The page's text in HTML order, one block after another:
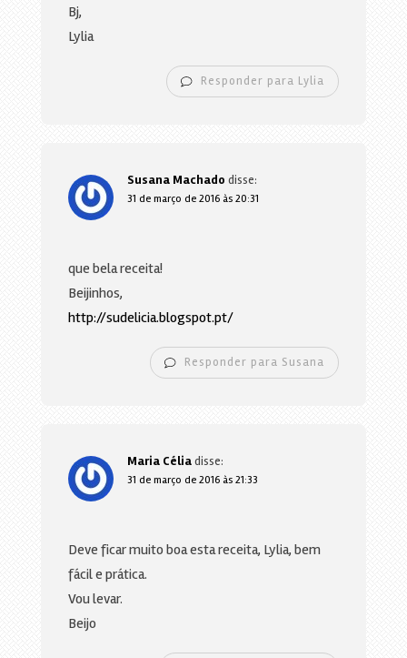
Bj,
Lylia
Responder para Lylia
Susana Machado disse:
31 de março de 2016 às 20:31
que bela receita!
Beijinhos,
http://sudelicia.blogspot.pt/
Responder para Susana
Maria Céliadisse:
31 de março de 2016 às 21:33
Deve ficar muito boa esta receita, Lylia, bem
fácil e prática.
Vou levar.
Beijo